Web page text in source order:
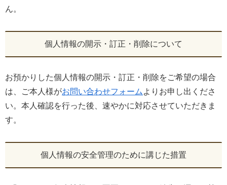
ん。
個人情報の開示・訂正・削除について
お預かりした個人情報の開示・訂正・削除をご希望の場合
は、ご本人様がお問い合わせフォーム よりお申し出くださ
い。本人確認を行った後、速やかに対応させていただきま
す。
個人情報の安全管理のために講じた措置